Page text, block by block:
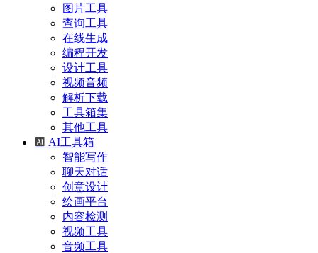
图片工具
查询工具
在线生成
编程开发
设计工具
视频音频
解析下载
工具箱集
其他工具
AI工具箱
智能写作
聊天对话
创意设计
绘画平台
内容检测
视频工具
音频工具